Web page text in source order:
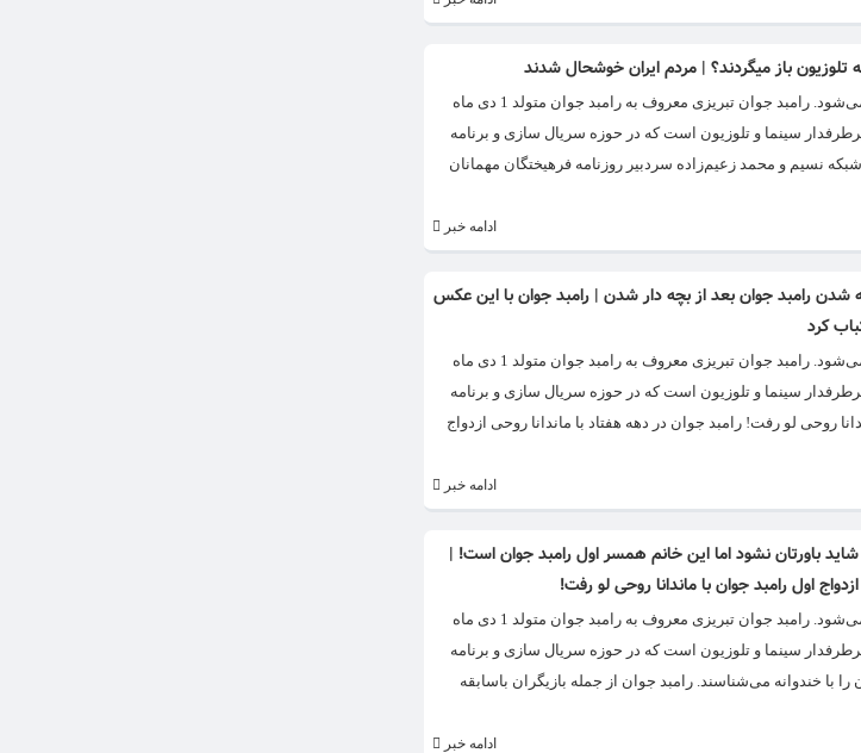
تلوزیون باز میگردند؟ | مردم ایران خوشحال شدند
سفر رامبد جوان به کانادا برای تولد فرزندش حواشی فراوانی ایجاد کرد. رامبد جوان بیشتر با برنامه خندوانه شناخته می‌شود. رامبد جوان تبریزی معروف به رامبد جوان متولد 1 دی ماه
پرطرفدار سینما و تلوزیون است که در حوزه سریال سازی و برنامه
نسیم و محمد زعیم‌زاده سردبیر روزنامه فرهیختگان مهمانان
ادامه خبر
شدن رامبد جوان بعد از بچه دار شدن | رامبد جوان با این عکس
کرد
سفر رامبد جوان به کانادا برای تولد فرزندش حواشی فراوانی ایجاد کرد. رامبد جوان بیشتر با برنامه خندوانه شناخته می‌شود. رامبد جوان تبریزی معروف به رامبد جوان متولد 1 دی ماه
پرطرفدار سینما و تلوزیون است که در حوزه سریال سازی و برنامه
روحی لو رفت! رامبد جوان در دهه هفتاد با ماندانا روحی ازدواج
ادامه خبر
شاید باورتان نشود اما این خانم همسر اول رامبد جوان است! |
ازدواج اول رامبد جوان با ماندانا روحی لو رفت!
سفر رامبد جوان به کانادا برای تولد فرزندش حواشی فراوانی ایجاد کرد. رامبد جوان بیشتر با برنامه خندوانه شناخته می‌شود. رامبد جوان تبریزی معروف به رامبد جوان متولد 1 دی ماه
پرطرفدار سینما و تلوزیون است که در حوزه سریال سازی و برنامه
با خندوانه می‌شناسند. رامبد جوان از جمله بازیگران باسابقه
ادامه خبر